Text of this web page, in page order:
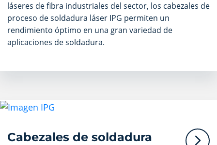
láseres de fibra industriales del sector, los cabezales de
proceso de soldadura láser IPG permiten un
rendimiento óptimo en una gran variedad de
aplicaciones de soldadura.
Cabezales de soldadura